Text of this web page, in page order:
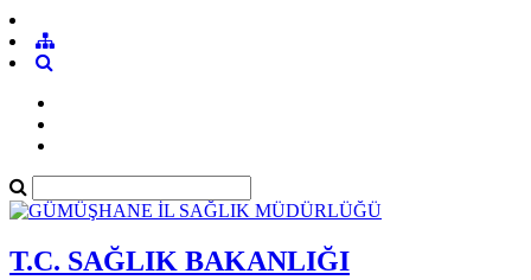
T.C. SAĞLIK BAKANLIĞI